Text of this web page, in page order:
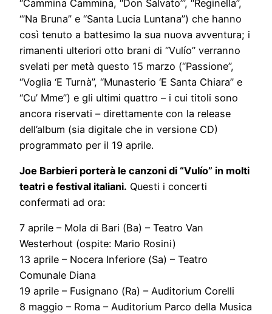
“Cammina Cammina, “Don Salvato’”, “Reginella”,
“’Na Bruna” e “Santa Lucia Luntana”) che hanno
così tenuto a battesimo la sua nuova avventura; i
rimanenti ulteriori otto brani di “Vulío” verranno
svelati per metà questo 15 marzo (“Passione”,
“Voglia ‘E Turnà”, “Munasterio ‘E Santa Chiara” e
“Cu’ Mme”) e gli ultimi quattro – i cui titoli sono
ancora riservati – direttamente con la release
dell’album (sia digitale che in versione CD)
programmato per il 19 aprile.
Joe Barbieri porterà le canzoni di “Vulío” in molti
teatri e festival italiani. Questi i concerti
confermati ad ora:
7 aprile – Mola di Bari (Ba) – Teatro Van
Westerhout (ospite: Mario Rosini)
13 aprile – Nocera Inferiore (Sa) – Teatro
Comunale Diana
19 aprile – Fusignano (Ra) – Auditorium Corelli
8 maggio – Roma – Auditorium Parco della Musica